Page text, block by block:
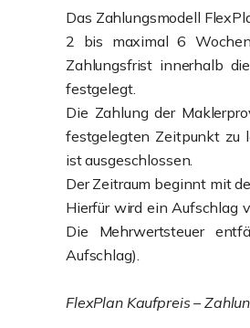
Das Zahlungsmodell
2 bis maximal 6
Zahlungsfrist innerhalb
festgelegt.
Die Zahlung der
festgelegten Zeitpunkt zu
ist ausgeschlossen.
Der Zeitraum beginnt mit
Hierfür wird ein Aufschlag
Die Mehrwertsteuer
Aufschlag).
FlexPlan Kaufpreis –